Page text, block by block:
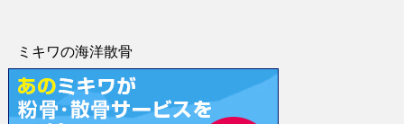
ミキワの海洋散骨